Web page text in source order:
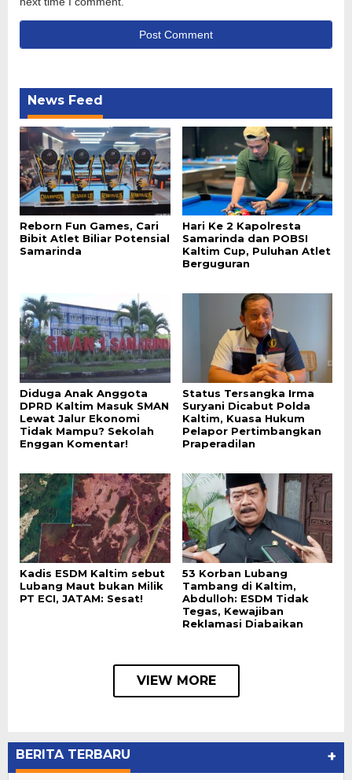
News Feed
Reborn Fun Games, Cari
Bibit Atlet Biliar Potensial
Samarinda
Hari Ke 2 Kapolresta
Samarinda dan POBSI
Kaltim Cup, Puluhan Atlet
Berguguran
Diduga Anak Anggota
DPRD Kaltim Masuk SMAN
Lewat Jalur Ekonomi
Tidak Mampu? Sekolah
Enggan Komentar!
Status Tersangka Irma
Suryani Dicabut Polda
Kaltim, Kuasa Hukum
Pelapor Pertimbangkan
Praperadilan
Kadis ESDM Kaltim sebut
Lubang Maut bukan Milik
PT ECI, JATAM: Sesat!
53 Korban Lubang
Tambang di Kaltim,
Abdulloh: ESDM Tidak
Tegas, Kewajiban
Reklamasi Diabaikan
VIEW MORE
BERITA TERBARU +